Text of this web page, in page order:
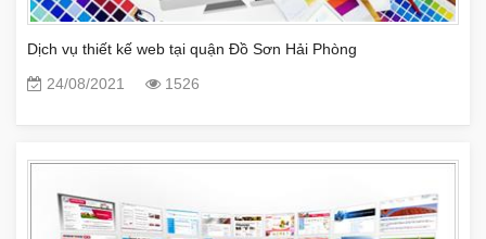
Dịch vụ thiết kế web tại quận Đồ Sơn Hải Phòng
24/08/2021
1526